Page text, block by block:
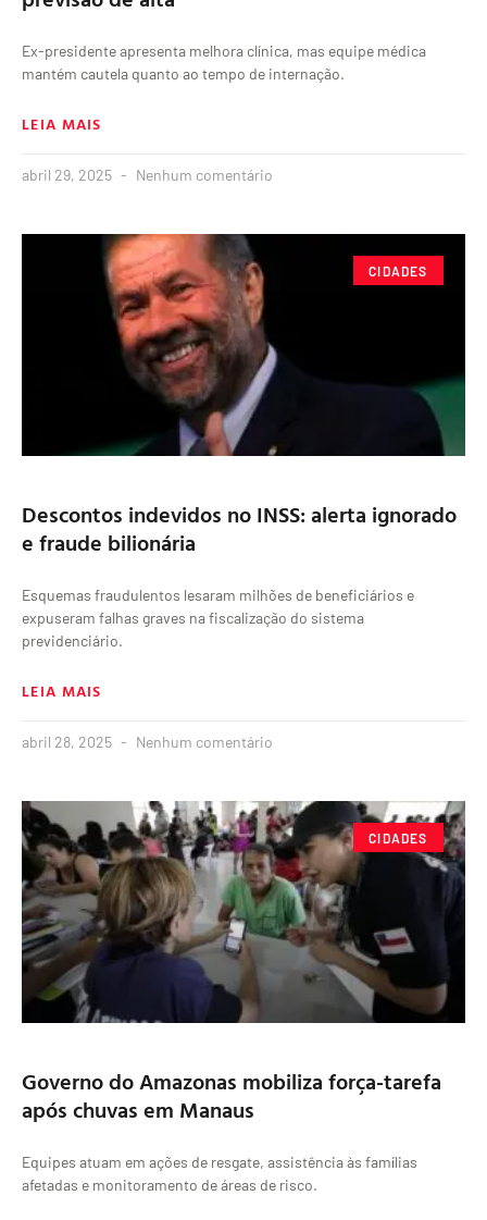
Ex-presidente apresenta melhora clínica, mas equipe médica
mantém cautela quanto ao tempo de internação.
LEIA MAIS
abril 29, 2025 Nenhum comentário
CIDADES
Descontos indevidos no INSS: alerta ignorado
e fraude bilionária
Esquemas fraudulentos lesaram milhões de beneficiários e
expuseram falhas graves na fiscalização do sistema
previdenciário.
LEIA MAIS
abril 28, 2025 Nenhum comentário
CIDADES
Governo do Amazonas mobiliza força-tarefa
após chuvas em Manaus
Equipes atuam em ações de resgate, assistência às famílias
afetadas e monitoramento de áreas de risco.